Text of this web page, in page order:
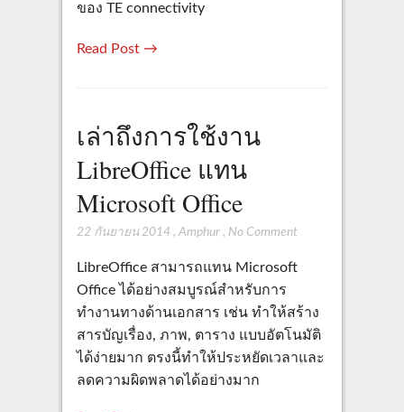
ของ TE connectivity
Read Post →
เล่าถึงการใช้งาน
LibreOffice แทน
Microsoft Office
22 กันยายน 2014 , Amphur, No Comment
LibreOffice สามารถแทน Microsoft
Office ได้อย่างสมบูรณ์สำหรับการ
ทำงานทางด้านเอกสาร เช่น ทำให้สร้าง
สารบัญเรื่อง, ภาพ, ตาราง แบบอัตโนมัติ
ได้ง่ายมาก ตรงนี้ทำให้ประหยัดเวลาและ
ลดความผิดพลาดได้อย่างมาก